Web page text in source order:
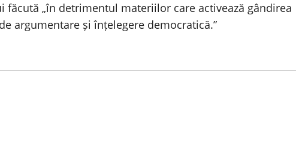
„în detrimentul materiilor care activează gândirea
argumentare și înțelegere democratică.”